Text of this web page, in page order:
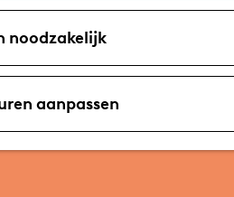
noodzakelijk
aanpassen